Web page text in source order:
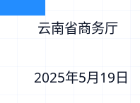
省商务
年5月19